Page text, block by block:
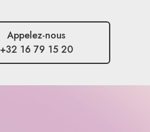
Appelez-nous
+32 16 79 15 20